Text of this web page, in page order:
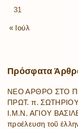
31
« Ιούλ
Πρόσφατα
ΝΕΟ ΑΡΘΡΟ ΣΤΟ
ΠΡΩΤ. π.
Ι.Μ.Ν. ΑΓΙΟΥ
προέλευση τοῦ